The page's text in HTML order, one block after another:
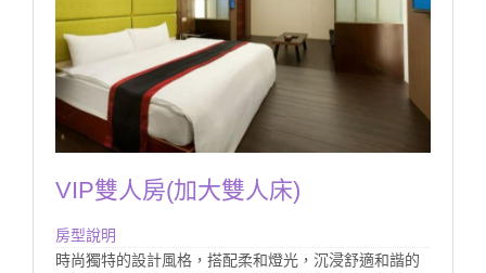
VIP雙人房(加大雙人床)
房型說明
時尚獨特的設計風格，搭配柔和燈光，沉浸舒適和諧的